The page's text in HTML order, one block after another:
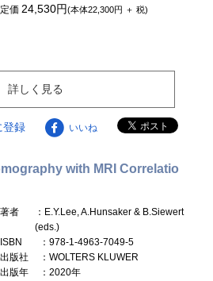
定価24,530円(本体22,300円 ＋ 税)
詳しく見る
登録 いいね
with MRI Correlatio
著者
：E.Y.Lee, A.Hunsaker & B.Siewert
(eds.)
ISBN
：978-1-4963-7049-5
出版社
：WOLTERS KLUWER
出版年
：2020年